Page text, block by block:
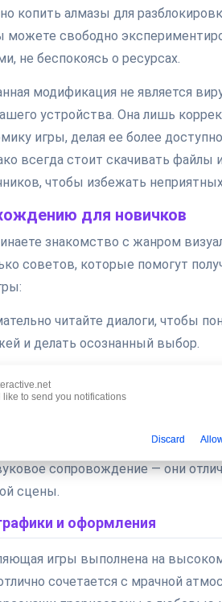
копить алмазы для
можете свободно
не беспокоясь о ресурсах.
модификация не является
устройства. Она лишь
игры, делая ее более
всегда стоит скачивать файлы
чтобы избежать
для новичков
знакомство с жанром
советов, которые помогут
читайте диалоги, чтобы
и делать осознанный выбор.
Благодаря особенностям
же главу по-разному, чтобы
от ваших решений.
Обращайте внимание
сопровождение — они
сцены.
и оформления
игры выполнена на
сочетается с мрачной
like to send you notifications
Discard